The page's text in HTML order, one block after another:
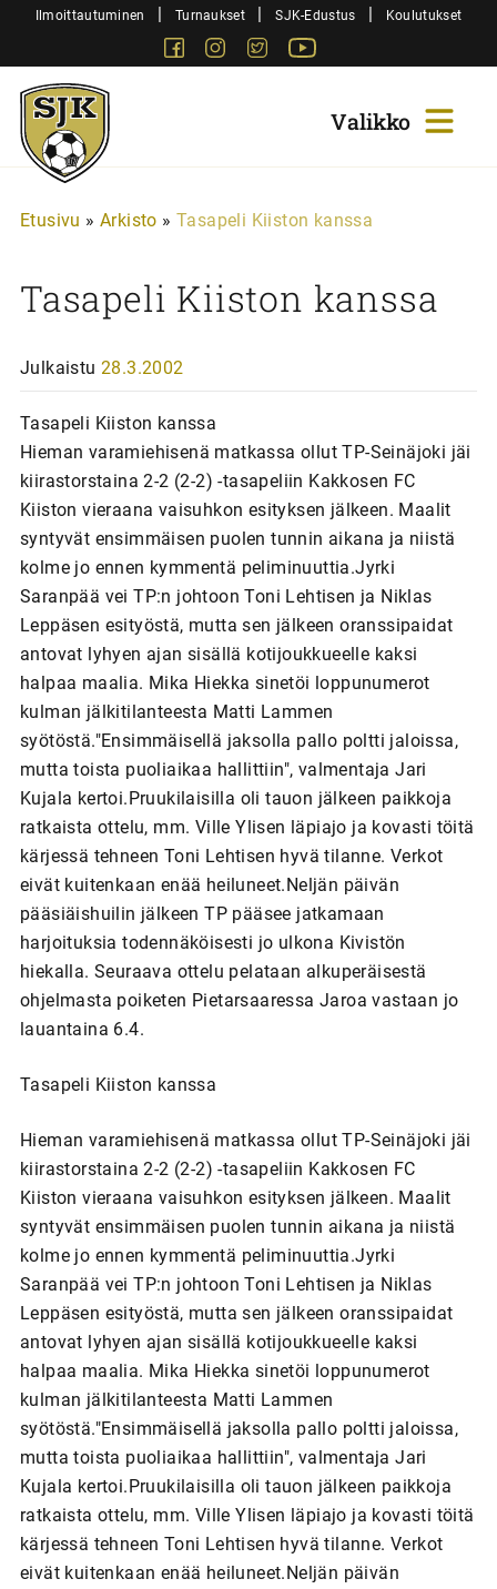
SiirryIlmoittautuminen | Turnaukset | SJK-Edustus | Koulutukset
FacebookInstagram
Twitter
Sjk-
Juniorit
Etusivu » Arkisto » Tasapeli Kiiston kanssa
Tasapeli Kiiston kanssa
Julkaistu 28.3.2002
Tasapeli Kiiston kanssa
Hieman varamiehisenä matkassa ollut TP-Seinäjoki jäi
kiirastorstaina 2-2 (2-2) -tasapeliin Kakkosen FC
Kiiston vieraana vaisuhkon esityksen jälkeen. Maalit
syntyvät ensimmäisen puolen tunnin aikana ja niistä
kolme jo ennen kymmentä peliminuuttia.Jyrki
Saranpää vei TP:n johtoon Toni Lehtisen ja Niklas
Leppäsen esityöstä, mutta sen jälkeen oranssipaidat
antovat lyhyen ajan sisällä kotijoukkueelle kaksi
halpaa maalia. Mika Hiekka sinetöi loppunumerot
kulman jälkitilanteesta Matti Lammen
syötöstä."Ensimmäisellä jaksolla pallo poltti jaloissa,
mutta toista puoliaikaa hallittiin", valmentaja Jari
Kujala kertoi.Pruukilaisilla oli tauon jälkeen paikkoja
ratkaista ottelu, mm. Ville Ylisen läpiajo ja kovasti töitä
kärjessä tehneen Toni Lehtisen hyvä tilanne. Verkot
eivät kuitenkaan enää heiluneet.Neljän päivän
pääsiäishuilin jälkeen TP pääsee jatkamaan
harjoituksia todennäköisesti jo ulkona Kivistön
hiekalla. Seuraava ottelu pelataan alkuperäisestä
ohjelmasta poiketen Pietarsaaressa Jaroa vastaan jo
lauantaina 6.4.
Tasapeli Kiiston kanssa
Hieman varamiehisenä matkassa ollut TP-Seinäjoki jäi
kiirastorstaina 2-2 (2-2) -tasapeliin Kakkosen FC
Kiiston vieraana vaisuhkon esityksen jälkeen. Maalit
syntyvät ensimmäisen puolen tunnin aikana ja niistä
kolme jo ennen kymmentä peliminuuttia.Jyrki
Saranpää vei TP:n johtoon Toni Lehtisen ja Niklas
Leppäsen esityöstä, mutta sen jälkeen oranssipaidat
antovat lyhyen ajan sisällä kotijoukkueelle kaksi
halpaa maalia. Mika Hiekka sinetöi loppunumerot
kulman jälkitilanteesta Matti Lammen
syötöstä."Ensimmäisellä jaksolla pallo poltti jaloissa,
mutta toista puoliaikaa hallittiin", valmentaja Jari
Kujala kertoi.Pruukilaisilla oli tauon jälkeen paikkoja
ratkaista ottelu, mm. Ville Ylisen läpiajo ja kovasti töitä
kärjessä tehneen Toni Lehtisen hyvä tilanne. Verkot
eivät kuitenkaan enää heiluneet.Neljän päivän